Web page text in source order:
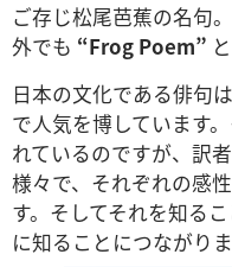
ご存じ松尾芭蕉の名句
外でも “Frog Poem”
日本の文化である俳句
で人気を博しています
れているのですが、訳
様々で、それぞれの感
す。そしてそれを知る
に知ることにつながりま